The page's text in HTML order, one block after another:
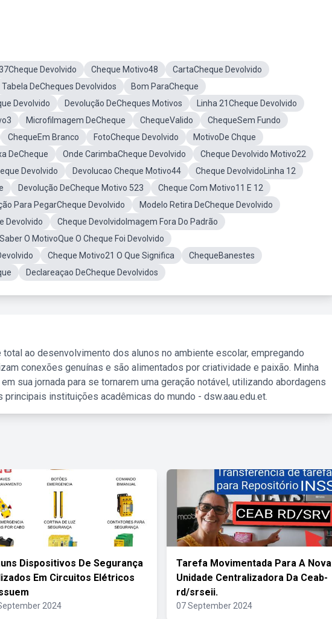
Devolvido Cheque Motivo48
CartaCheque Devolvido
Tabela DeCheques Devolvidos
Bom ParaCheque
Devolvido Devolução DeCheques Motivos
Linha 21Cheque Devolvido
Microfilmagem DeCheque ChequeValido
ChequeSem Fundo
ChequeEm Branco FotoCheque Devolvido
MotivoDe Chque
DeCheque Onde CarimbaCheque Devolvido
Cheque Devolvido Motivo22
Devolvido Devolucao Cheque Motivo44
Cheque DevolvidoLinha 12
Devolução DeCheque Motivo 523
Cheque Com Motivo11 E 12
Para PegarCheque Devolvido
Modelo Retira DeCheque Devolvido
Devolvido
Cheque DevolvidoImagem Fora Do Padrão
O MotivoQue O Cheque Foi Devolvido
Cheque Motivo21 O Que Significa
ChequeBanestes
Declareaçao DeCheque Devolvidos
total ao desenvolvimento dos alunos no ambiente escolar, empregando
conexões genuínas e são alimentados por criatividade e paixão. Minha
sua jornada para se tornarem uma geração notável, utilizando abordagens
instituições acadêmicas do mundo - dsw.aau.edu.et.
Dispositivos De Segurança
Em Circuitos Elétricos
2024
Tarefa Movimentada Para A Nova
Unidade Centralizadora Da Ceab-
rd/srseii.
07 September 2024